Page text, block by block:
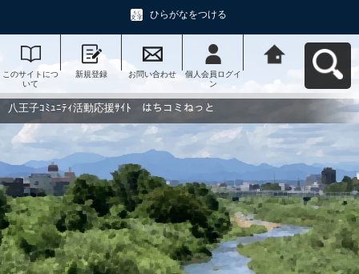
ひらがなをつける
このサイトにつ
いて
新規登録 お問い合わせ
個人会員ログイ
ン
動応援ｻｲﾄ はち
コミねっとへ戻
八王子ｺﾐｭﾆﾃｨ活動応援ｻｲﾄ はちコミねっと